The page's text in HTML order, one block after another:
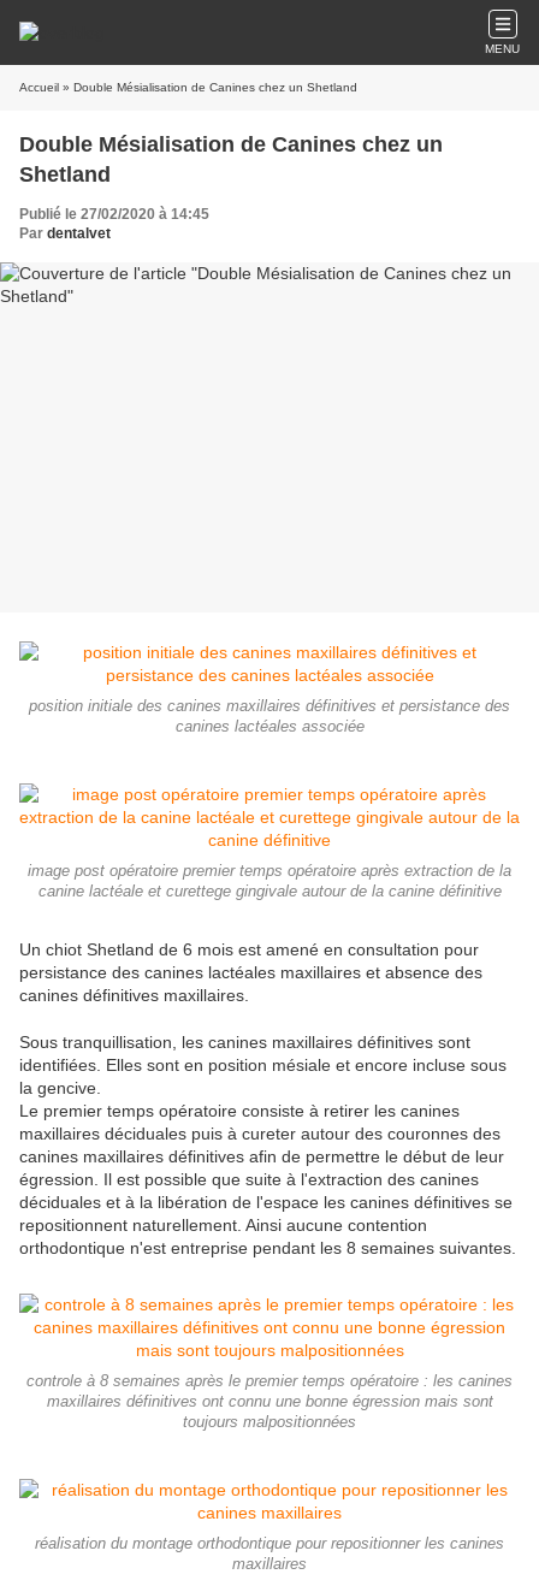
MENU
Accueil » Double Mésialisation de Canines chez un Shetland
Double Mésialisation de Canines chez un
Shetland
Publié le 27/02/2020 à 14:45
Par dentalvet
position initiale des canines maxillaires définitives et persistance des
canines lactéales associée
image post opératoire premier temps opératoire après extraction de la
canine lactéale et curettege gingivale autour de la canine définitive
Un chiot Shetland de 6 mois est amené en consultation pour
persistance des canines lactéales maxillaires et absence des
canines définitives maxillaires.
Sous tranquillisation, les canines maxillaires définitives sont
identifiées. Elles sont en position mésiale et encore incluse sous
la gencive.
Le premier temps opératoire consiste à retirer les canines
maxillaires déciduales puis à cureter autour des couronnes des
canines maxillaires définitives afin de permettre le début de leur
égression. Il est possible que suite à l'extraction des canines
déciduales et à la libération de l'espace les canines définitives se
repositionnent naturellement. Ainsi aucune contention
orthodontique n'est entreprise pendant les 8 semaines suivantes.
controle à 8 semaines après le premier temps opératoire : les canines
maxillaires définitives ont connu une bonne égression mais sont
toujours malpositionnées
réalisation du montage orthodontique pour repositionner les canines
maxillaires